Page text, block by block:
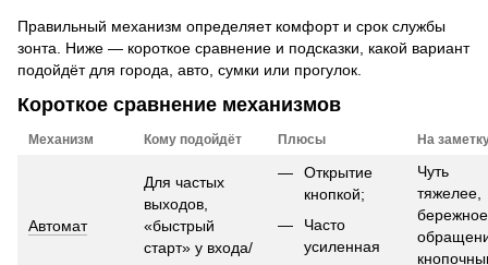
Правильный механизм определяет комфорт и срок службы
зонта. Ниже — короткое сравнение и подсказки, какой вариант
подойдёт для города, авто, сумки или прогулок.
Короткое сравнение механизмов
Механизм Кому подойдёт Плюсы На
Автомат
Для частых
выходов,
«быстрый
старт» у входа/
Открытие
кнопкой;
Часто
усиленная
Чуть
тяжелее,
бережное